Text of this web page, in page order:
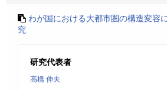
わが国における大都市圏の構造変容
究
研究代表者
高橋 伸夫